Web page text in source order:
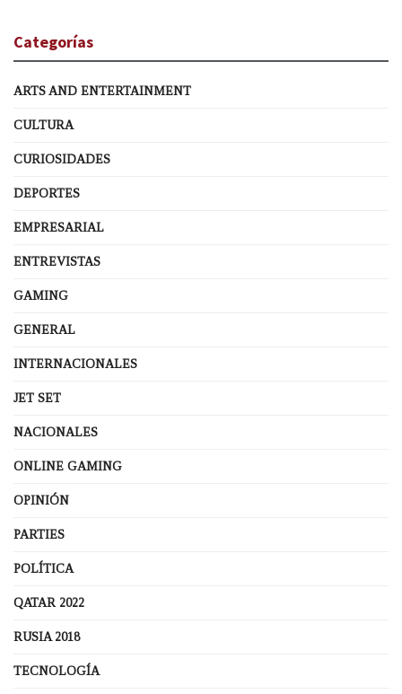
Categorías
ARTS AND ENTERTAINMENT
CULTURA
CURIOSIDADES
DEPORTES
EMPRESARIAL
ENTREVISTAS
GAMING
GENERAL
INTERNACIONALES
JET SET
NACIONALES
ONLINE GAMING
OPINIÓN
PARTIES
POLÍTICA
QATAR 2022
RUSIA 2018
TECNOLOGÍA